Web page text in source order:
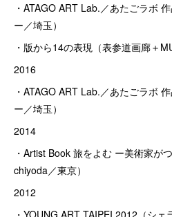
・ATAGO ART Lab.／あたごラボ
ー／埼玉）
・版から14の表現（表参道画廊＋
2016
・ATAGO ART Lab.／あたごラボ
ー／埼玉）
2014
・Artist Book 旅をよむ ー美術家が
chiyoda／東京）
2012
・YOUNG ART TAIPEI 2012（シ